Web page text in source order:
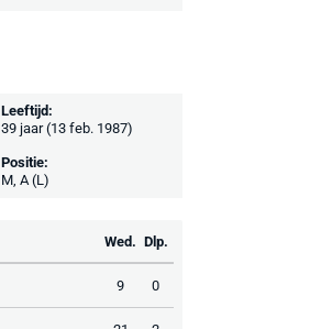
Leeftijd:
39 jaar (13 feb. 1987)
Positie:
M, A (L)
Wed. Dlp.
9 0